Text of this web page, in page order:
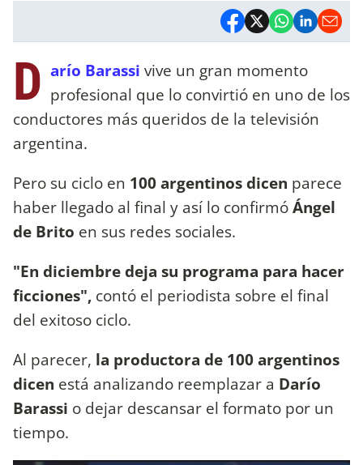
D arío Barassi vive un gran momento
profesional que lo convirtió en uno de los
conductores más queridos de la televisión
argentina.
Pero su ciclo en 100 argentinos dicen parece
haber llegado al final y así lo confirmóÁngel
de Brito en sus redes sociales.
"En diciembre deja su programa para hacer
ficciones", contó el periodista sobre el final
del exitoso ciclo.
Al parecer, la productora de 100 argentinos
dicen está analizando reemplazar a Darío
Barassi o dejar descansar el formato por un
tiempo.